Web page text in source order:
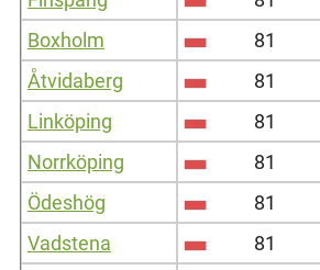
Boxholm
81
Åtvidaberg
81
Linköping
81
Norrköping
81
Ödeshög
81
Vadstena
81